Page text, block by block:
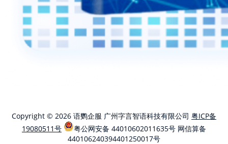
Copyright © 2026 语鹦企服 广州字言智语科技有限公司 粤ICP备
19080511号
粤公网安备 44010602011635号 网信算备
440106240394401250017号